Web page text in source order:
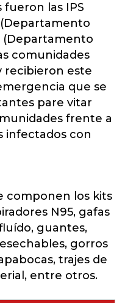
fueron las IPS
(Departamento
comunidades
recibieron este
que se
pare vitar
frente a
infectados con
componen los kits
N95, gafas
guantes,
gorros
trajes de
entre otros.